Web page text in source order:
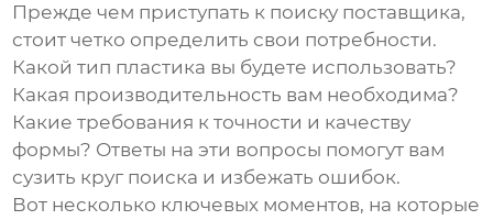
Прежде чем приступать к поиску поставщика,
стоит четко определить свои потребности.
Какой тип пластика вы будете использовать?
Какая производительность вам необходима?
Какие требования к точности и качеству
формы? Ответы на эти вопросы помогут вам
сузить круг поиска и избежать ошибок.
Вот несколько ключевых моментов, на которые